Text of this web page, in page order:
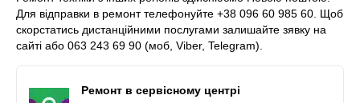
Для відправки в ремонт телефонуйте +38 096 60 985 60. Щоб
скорстатись дистанційними послугами залишайте зявку на
сайті або 063 243 69 90 (моб, Viber, Telegram).
Ремонт в сервісному центрі